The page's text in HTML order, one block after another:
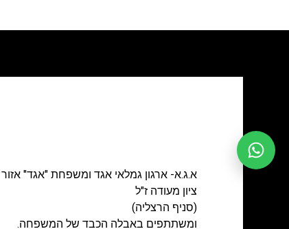
א.ג.א- ארגון גמלאי אגד ומשפחת "אגד"
ציון מעודה ז"ל
(סניף הרצליה)
ומשתתפים באבלה הכבד של המשפחה.